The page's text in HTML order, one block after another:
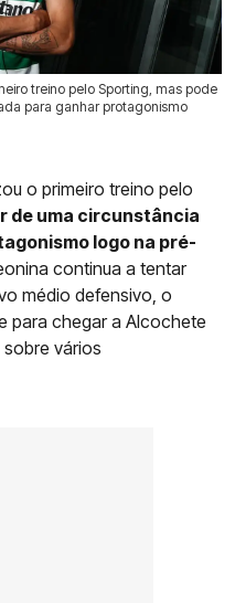
treino pelo Sporting, mas pode
para ganhar protagonismo
o primeiro treino pelo
de uma circunstância
logo na pré-
continua a tentar
médio defensivo, o
para chegar a Alcochete
vários